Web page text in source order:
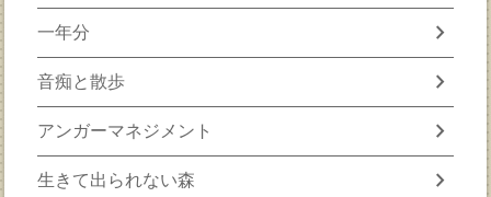
一年分 chevron_right
音痴と散歩 chevron_right
アンガーマネジメント chevron_right
生きて出られない森 chevron_right